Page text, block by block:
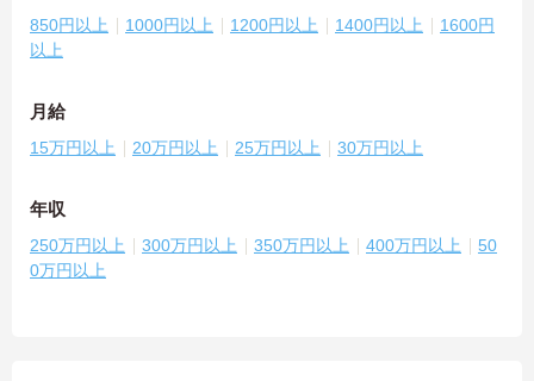
850円以上 1000円以上 1200円以上 1400円以上
1600円
以上
月給
15万円以上 20万円以上 25万円以上 30万円以上
年収
250万円以上 300万円以上 350万円以上 400万円以上
50
0万円以上